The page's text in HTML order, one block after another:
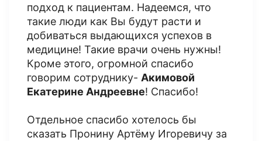
подход к пациентам. Надеемся, что
такие люди как Вы будут расти и
добиваться выдающихся успехов в
медицине! Такие врачи очень нужны!
Кроме этого, огромной спасибо
говорим сотруднику- Акимовой
Екатерине Андреевне! Спасибо!
Отдельное спасибо хотелось бы
сказать Пронину Артёму Игоревичу за